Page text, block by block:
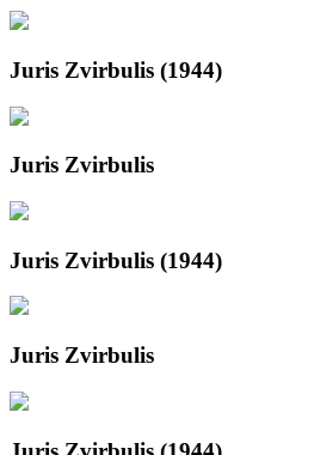
Juris Zvirbulis (1944)
Juris Zvirbulis
Juris Zvirbulis (1944)
Juris Zvirbulis